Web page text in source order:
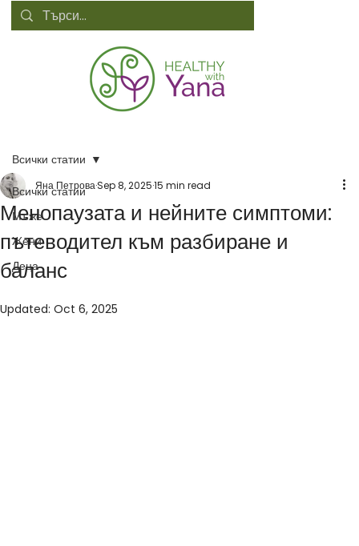
Всички статии
Мъже
Жени
Деца
Всички статии
Менопаузата и нейните симптоми:
пътеводител към разбиране и
баланс
Яна ПетроваSep 8, 202515 min read
Updated: Oct 6, 2025